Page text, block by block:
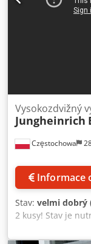
Częstochowa
Vysokozdvižný
Jungheinrich
Informace
Stav: velmi dobrý
2 kusy! Stav je
vysokozdvižné
(2 roky záruka) za